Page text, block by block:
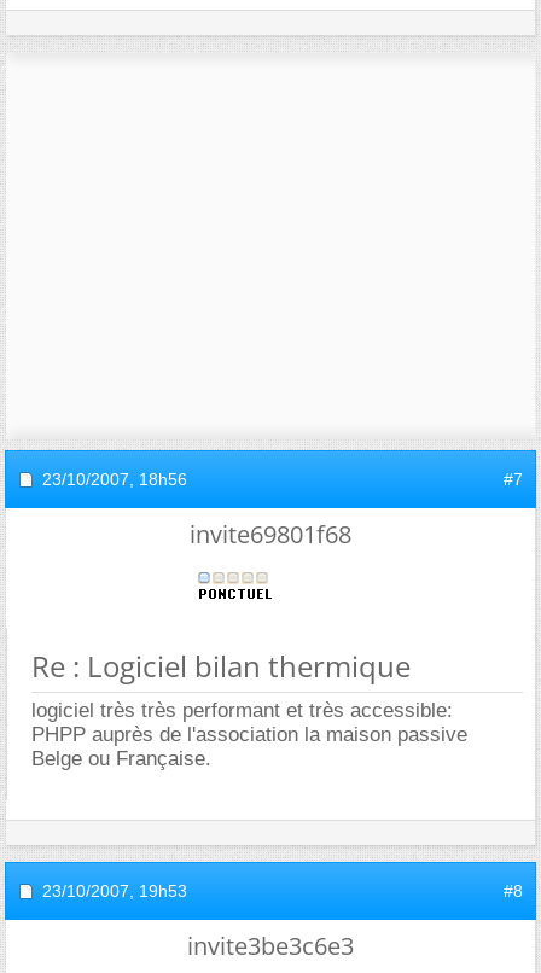
23/10/2007, 18h56 #7
invite69801f68
Re : Logiciel bilan thermique
logiciel très très performant et très accessible:
PHPP auprès de l'association la maison passive
Belge ou Française.
23/10/2007, 19h53 #8
invite3be3c6e3